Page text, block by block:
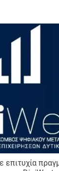
επιτυχία